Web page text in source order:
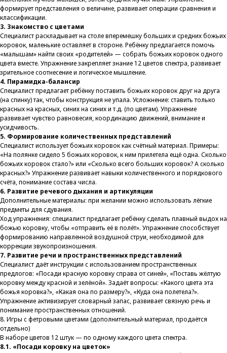
формирует представления о величине, развивает операции сравнения и
классификации.
3. Знакомство с цветами
Специалист раскладывает на столе вперемешку больших и средних божьих
коровок, маленькие оставляет в стороне. Ребёнку предлагается помочь
«малышам» найти своих «родителей» — собрать божьих коровок одного
цвета вместе. Упражнение закрепляет знание 12 цветов спектра, развивает
зрительное соотнесение и логическое мышление.
4. Пирамидка-балансир
Специалист предлагает ребёнку поставить божьих коровок друг на друга
(на спинку) так, чтобы конструкция не упала. Усложнение: ставить только
красных на красных, синих на синих и т.д. (по цветам). Упражнение
развивает чувство равновесия, координацию движений, внимание и
усидчивость.
5. Формирование количественных представлений
Специалист использует божьих коровок как счётный материал. Примеры:
«На полянке сидело 5 божьих коровок, к ним прилетела ещё одна. Сколько
божьих коровок стало?» или «Сколько всего больших коровок? А сколько
красных?» Упражнение развивает навыки количественного и порядкового
счёта, понимание состава числа.
6. Развитие речевого дыхания и артикуляции
Дополнительные материалы: при желании можно использовать лёгкие
предметы для сдувания.
Ход упражнения: специалист предлагает ребёнку сделать плавный выдох на
божью коровку, чтобы «отправить её в полёт». Упражнение способствует
формированию направленной воздушной струи, необходимой для
коррекции звукопроизношения.
7. Развитие речи и пространственных представлений
Специалист даёт инструкции с использованием пространственных
предлогов: «Посади красную коровку справа от синей», «Поставь жёлтую
коровку между красной и зелёной». Задаёт вопросы: «Какого цвета эта
божья коровка?», «Какая она по размеру?», «Куда она полетела?».
Упражнение активизирует словарный запас, развивает связную речь и
понимание пространственных отношений.
8. Игры с фетровыми цветами (дополнительный материал, продаётся
отдельно)
В наборе цветов 12 штук — по одному каждого цвета спектра.
8.1. «Посади коровку на цветок»